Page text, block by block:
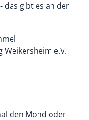
das gibt es an der
e.V.
den Mond oder